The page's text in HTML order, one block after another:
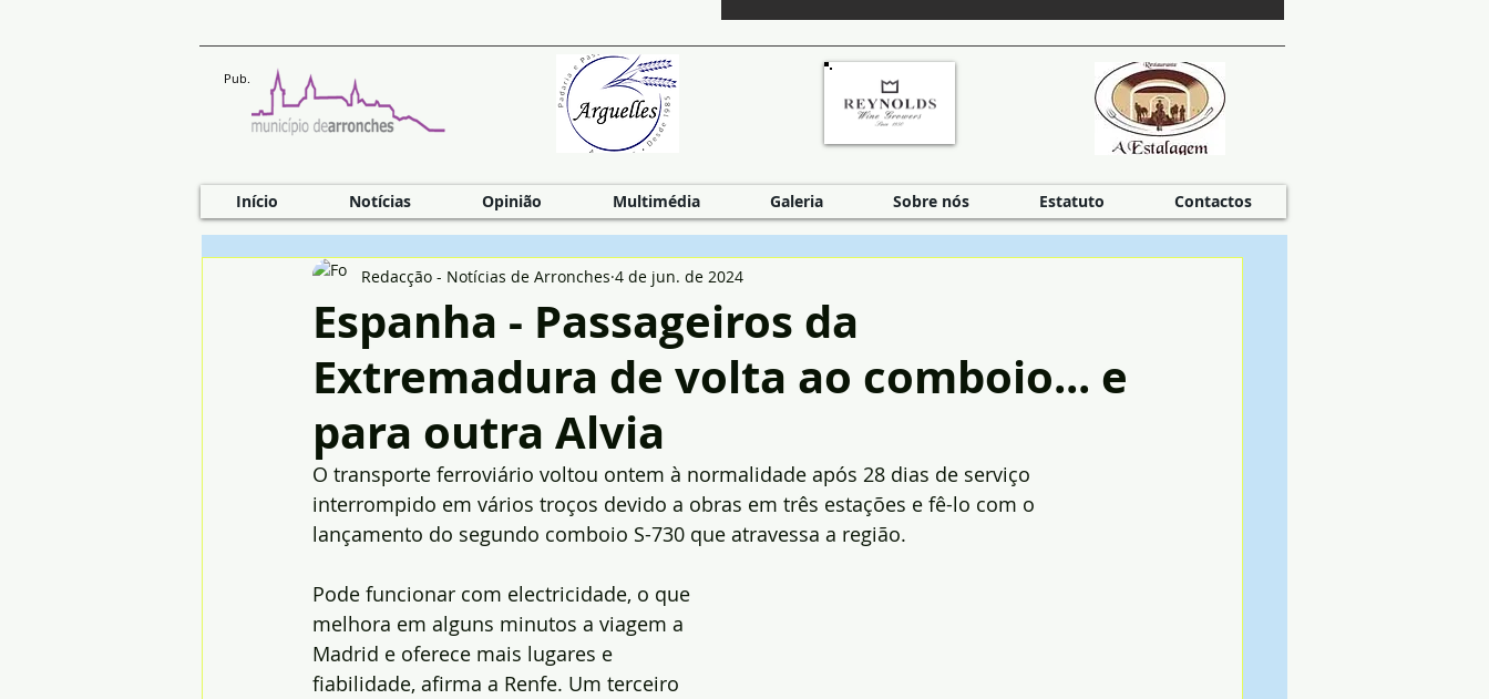
Pub.
Início Notícias Opinião Multimédia Galeria Sobre nós Estatuto Contactos
Espanha - Passageiros da
Extremadura de volta ao comboio... e
para outra Alvia
Redacção - Notícias de Arronches 4 de jun. de 2024
O transporte ferroviário voltou ontem à normalidade após 28 dias de serviço
interrompido em vários troços devido a obras em três estações e fê-lo com o
lançamento do segundo comboio S-730 que atravessa a região.
Pode funcionar com electricidade, o que
melhora em alguns minutos a viagem a
Madrid e oferece mais lugares e
fiabilidade, afirma a Renfe. Um terceiro